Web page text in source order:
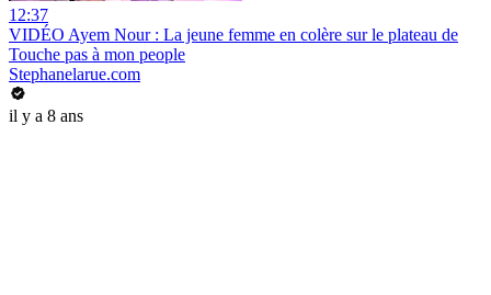
12:37
VIDÉO Ayem Nour : La jeune femme en colère sur le plateau de
Touche pas à mon people
Stephanelarue.com
il y a 8 ans